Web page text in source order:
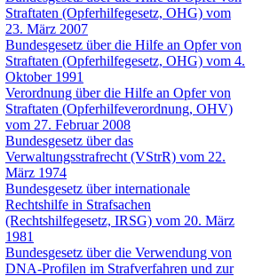
Straftaten (Opferhilfegesetz, OHG) vom
23. März 2007
Bundesgesetz über die Hilfe an Opfer von
Straftaten (Opferhilfegesetz, OHG) vom 4.
Oktober 1991
Verordnung über die Hilfe an Opfer von
Straftaten (Opferhilfeverordnung, OHV)
vom 27. Februar 2008
Bundesgesetz über das
Verwaltungsstrafrecht (VStrR) vom 22.
März 1974
Bundesgesetz über internationale
Rechtshilfe in Strafsachen
(Rechtshilfegesetz, IRSG) vom 20. März
1981
Bundesgesetz über die Verwendung von
DNA-Profilen im Strafverfahren und zur